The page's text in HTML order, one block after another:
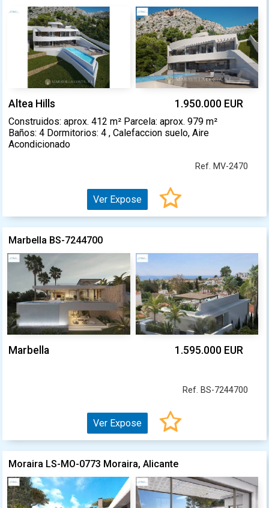
Altea Hills 1.950.000 EUR
Construidos: aprox. 412 m² Parcela: aprox. 979 m²
Baños: 4 Dormitorios: 4 , Calefaccion suelo, Aire
Acondicionado
Ref. MV-2470
Ver Expose
Marbella BS-7244700
Marbella 1.595.000 EUR
Ref. BS-7244700
Ver Expose
Moraira LS-MO-0773 Moraira, Alicante